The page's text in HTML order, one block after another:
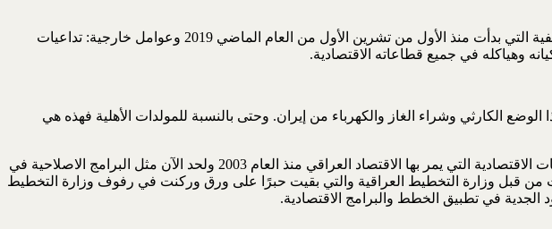
لقد جاءت هذه الورقة الاصلاحية نتيجة جملة من العوامل الداخلية: الانتفاضة الشعبية ضد الفساد والمحاصصة الطائفية التي بدأت منذ الأول من تشرين الأول من العام الماضي 2019 وعوامل خارجية: تداعيات
وهياكله في جميع قطاعاته الاقتصادية.
الكارثي وشراء الغاز والكهرباء من إيران. وحتى بالنسبة للمولدات الأهلية فهذه هي
ولم تكن هذه الورقة الاصلاحية هي الأولى من نوعها فقد سبقتها عدة خطط وبرامج اقتصادية من أجل معالجة الأزمات الاقتصادية التي يمر بها الاقتصاد العراقي منذ العام 2003 ولحد الآن مثل البرامج الاصلاحية في
العبادي وعادل عبد المهدي وكان آخرها الخطة الاقتصادية للفترة 2018-2022 التي صدرت من قبل وزارة التخطيط العراقية والتي بقيت حبرًا على ورق وركنت في رفوف وزارة التخطيط
في تطبيق الخطط والبرامج الاقتصادية.